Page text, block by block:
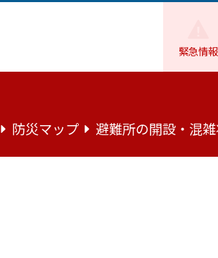
緊急情報
防災マップ 避難所の開設・混